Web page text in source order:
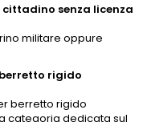
senza licenza
militare oppure
rigido
berretto rigido
categoria dedicata sul